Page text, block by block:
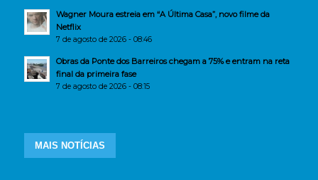
Wagner Moura estreia em “A Última Casa”, novo filme da
Netflix
7 de agosto de 2026 - 08:46
Obras da Ponte dos Barreiros chegam a 75% e entram na reta
final da primeira fase
7 de agosto de 2026 - 08:15
MAIS NOTÍCIAS